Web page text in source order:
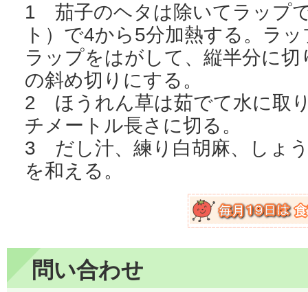
1 茄子のヘタは除いてラップ
ト）で4から5分加熱する。ラ
ラップをはがして、縦半分に
の斜め切りにする。
2 ほうれん草は茹でて水に取
チメートル長さに切る。
3 だし汁、練り白胡麻、しょ
を和える。
問い合わせ